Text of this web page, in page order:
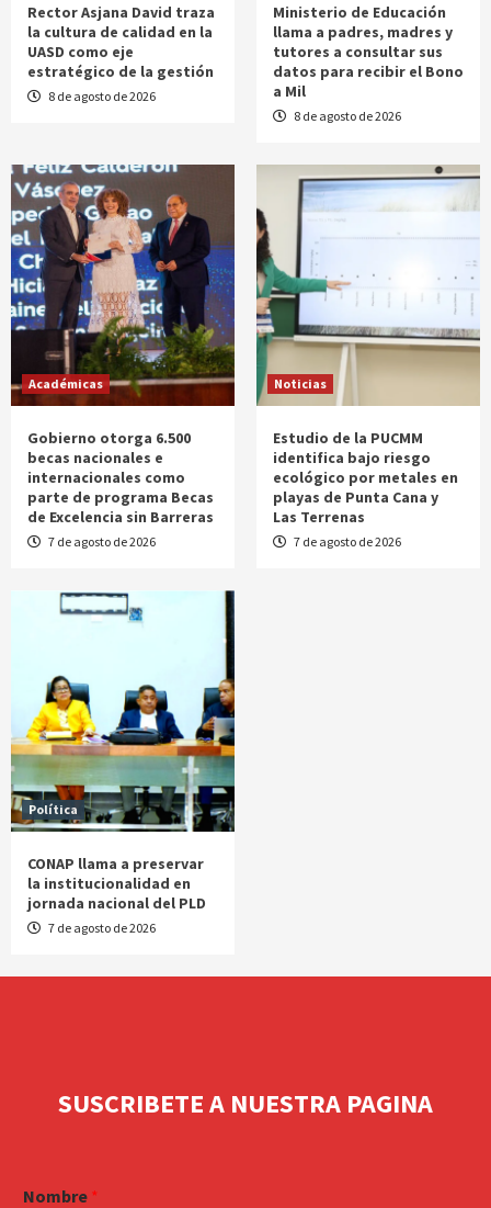
Rector Asjana David traza
la cultura de calidad en la
UASD como eje
estratégico de la gestión
8 de agosto de 2026
Ministerio de Educación
llama a padres, madres y
tutores a consultar sus
datos para recibir el Bono
a Mil
8 de agosto de 2026
Académicas
Gobierno otorga 6.500
becas nacionales e
internacionales como
parte de programa Becas
de Excelencia sin Barreras
7 de agosto de 2026
Noticias
Estudio de la PUCMM
identifica bajo riesgo
ecológico por metales en
playas de Punta Cana y
Las Terrenas
7 de agosto de 2026
Política
CONAP llama a preservar
la institucionalidad en
jornada nacional del PLD
7 de agosto de 2026
SUSCRIBETE A NUESTRA PAGINA
Nombre *